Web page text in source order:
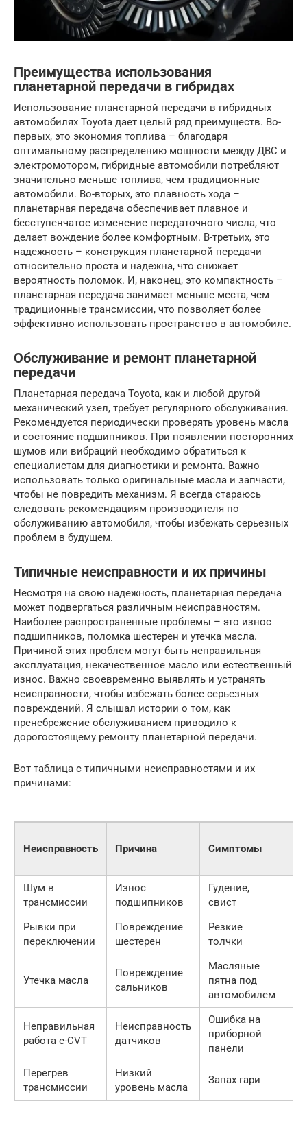
Преимущества использования
планетарной передачи в гибридах
Использование планетарной передачи в гибридных
автомобилях Toyota дает целый ряд преимуществ. Во-
первых, это экономия топлива – благодаря
оптимальному распределению мощности между ДВС и
электромотором, гибридные автомобили потребляют
значительно меньше топлива, чем традиционные
автомобили. Во-вторых, это плавность хода –
планетарная передача обеспечивает плавное и
бесступенчатое изменение передаточного числа, что
делает вождение более комфортным. В-третьих, это
надежность – конструкция планетарной передачи
относительно проста и надежна, что снижает
вероятность поломок. И, наконец, это компактность –
планетарная передача занимает меньше места, чем
традиционные трансмиссии, что позволяет более
эффективно использовать пространство в автомобиле.
Обслуживание и ремонт планетарной
передачи
Планетарная передача Toyota, как и любой другой
механический узел, требует регулярного обслуживания.
Рекомендуется периодически проверять уровень масла
и состояние подшипников. При появлении посторонних
шумов или вибраций необходимо обратиться к
специалистам для диагностики и ремонта. Важно
использовать только оригинальные масла и запчасти,
чтобы не повредить механизм. Я всегда стараюсь
следовать рекомендациям производителя по
обслуживанию автомобиля, чтобы избежать серьезных
проблем в будущем.
Типичные неисправности и их причины
Несмотря на свою надежность, планетарная передача
может подвергаться различным неисправностям.
Наиболее распространенные проблемы – это износ
подшипников, поломка шестерен и утечка масла.
Причиной этих проблем могут быть неправильная
эксплуатация, некачественное масло или естественный
износ. Важно своевременно выявлять и устранять
неисправности, чтобы избежать более серьезных
повреждений. Я слышал истории о том, как
пренебрежение обслуживанием приводило к
дорогостоящему ремонту планетарной передачи.
Вот таблица с типичными неисправностями и их
причинами:
Неисправность Причина Симптомы
Шум в
трансмиссии
Износ
подшипников
Гудение,
свист
Рывки при
переключении
Повреждение
шестерен
Резкие
толчки
Утечка масла
Повреждение
сальников
Масляные
пятна под
автомобилем
Неправильная
работа e-CVT
Неисправность
датчиков
Ошибка на
приборной
панели
Перегрев
трансмиссии
Низкий
уровень масла
Запах гари